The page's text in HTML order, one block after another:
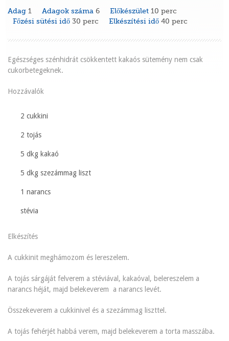
Adag 1 Adagok száma 6 Előkészület 10 perc
Főzési sütési idő 30 perc Elkészítési idő 40 perc
Egészséges szénhidrát csökkentett kakaós sütemény nem csak
cukorbetegeknek.
Hozzávalók
2 cukkini
2 tojás
5 dkg kakaó
5 dkg szezámmag liszt
1 narancs
stévia
Elkészítés
A cukkinit meghámozom és lereszelem.
A tojás sárgáját felverem a stéviával, kakaóval, belereszelem a
narancs héját, majd belekeverem a narancs levét.
Összekeverem a cukkinivel és a szezámmag liszttel.
A tojás fehérjét habbá verem, majd belekeverem a torta masszába.